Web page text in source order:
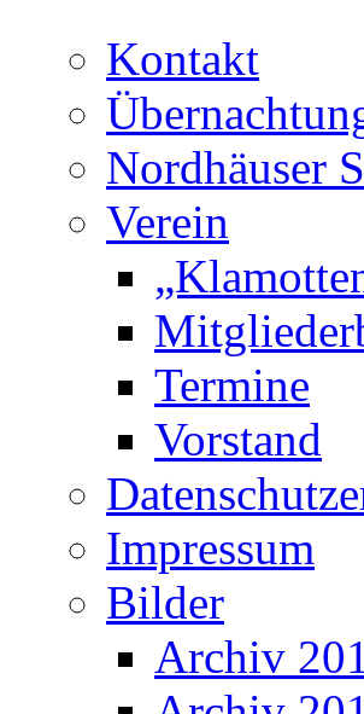
Kontakt
Nordhäuser
Verein
Termine
Vorstand
Impressum
Bilder
Archiv